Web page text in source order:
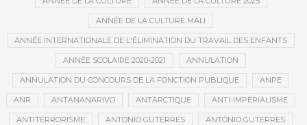
ANNÉE DE LA CULTURE MALI
ANNÉE INTERNATIONALE DE L'ÉLIMINATION DU TRAVAIL DES ENFANTS
ANNÉE SCOLAIRE 2020-2021 ANNULATION
ANNULATION DU CONCOURS DE LA FONCTION PUBLIQUE ANPE
ANR ANTANANARIVO ANTARCTIQUE ANTI-IMPÉRIALISME
ANTITERRORISME ANTONIO GUTERRES ANTÓNIO GUTERRES